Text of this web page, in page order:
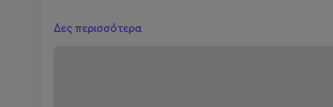
παράσταση που έχει γίνει ποτέ στην Ελλάδα με κοινό
του talk show «Βραδινές Ιστορίες» αλλά και του
Δες περισσότερα